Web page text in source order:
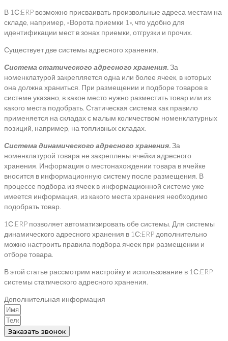
В 1С:ERP возможно присваивать произвольные адреса местам на
складе, например, «Ворота приемки 1», что удобно для
идентификации мест в зонах приемки, отгрузки и прочих.
Существует две системы адресного хранения.
Система статического адресного хранения.За
номенклатурой закрепляется одна или более ячеек, в которых
она должна храниться. При размещении и подборе товаров в
системе указано, в какое место нужно разместить товар или из
какого места подобрать. Статическая система как правило
применяется на складах с малым количеством номенклатурных
позиций, например, на топливных складах.
Система динамического адресного хранения.За
номенклатурой товара не закреплены ячейки адресного
хранения. Информация о местонахождении товара в ячейке
вносится в информационную систему после размещения. В
процессе подбора из ячеек в информационной системе уже
имеется информация, из какого места хранения необходимо
подобрать товар.
1С:ERP позволяет автоматизировать обе системы. Для системы
динамического адресного хранения в 1С:ERP дополнительно
можно настроить правила подбора ячеек при размещении и
отборе товара.
В этой статье рассмотрим настройку и использование в 1С:ERP
системы статического адресного хранения.
Дополнительная информация
Заказать звонок